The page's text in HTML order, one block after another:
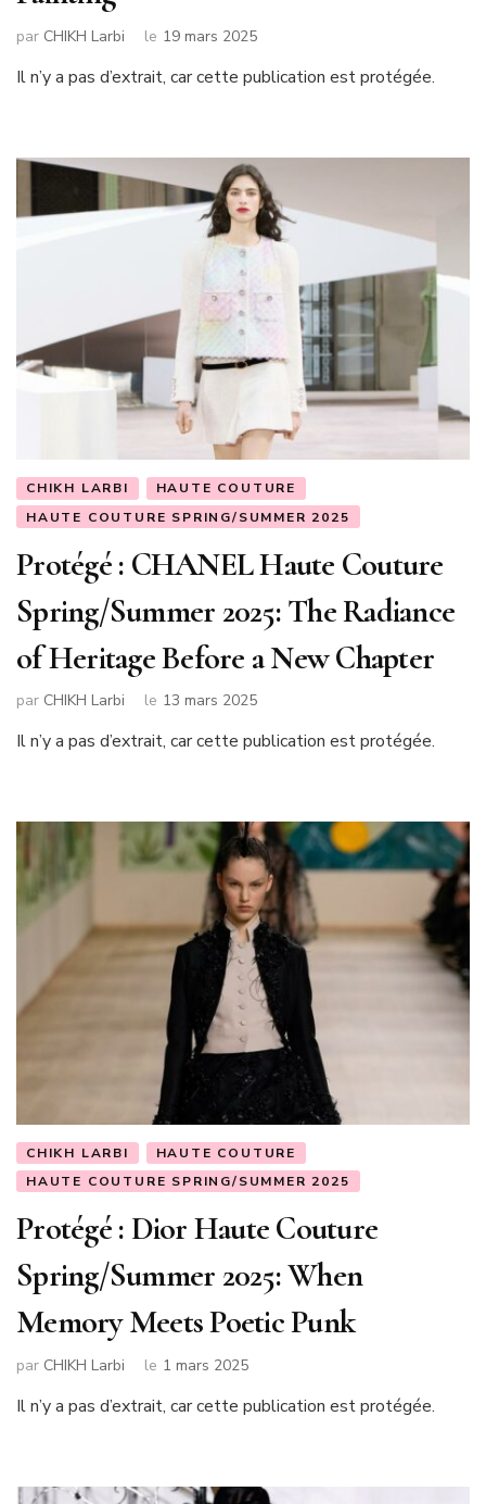
par CHIKH Larbi le 19 mars 2025
Il n’y a pas d’extrait, car cette publication est protégée.
CHIKH LARBI
HAUTE COUTURE
HAUTE COUTURE SPRING/SUMMER 2025
Protégé : CHANEL Haute Couture
Spring/Summer 2025: The Radiance
of Heritage Before a New Chapter
par CHIKH Larbi le 13 mars 2025
Il n’y a pas d’extrait, car cette publication est protégée.
CHIKH LARBI
HAUTE COUTURE
HAUTE COUTURE SPRING/SUMMER 2025
Protégé : Dior Haute Couture
Spring/Summer 2025: When
Memory Meets Poetic Punk
par CHIKH Larbi le 1 mars 2025
Il n’y a pas d’extrait, car cette publication est protégée.